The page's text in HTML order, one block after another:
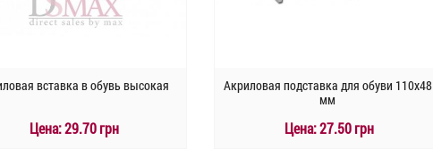
вставка в обувь высокая
Цена:29.70 грн
Акриловая подставка для обуви 110х48
мм
Цена:27.50 грн